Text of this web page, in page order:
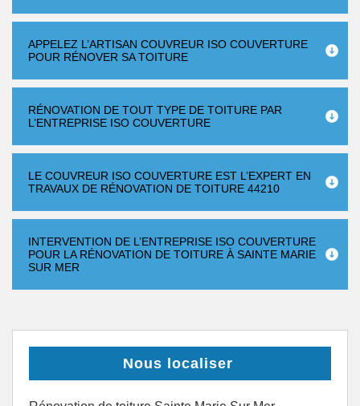
APPELEZ L’ARTISAN COUVREUR ISO COUVERTURE
POUR RÉNOVER SA TOITURE
RÉNOVATION DE TOUT TYPE DE TOITURE PAR
L’ENTREPRISE ISO COUVERTURE
LE COUVREUR ISO COUVERTURE EST L’EXPERT EN
TRAVAUX DE RÉNOVATION DE TOITURE 44210
INTERVENTION DE L’ENTREPRISE ISO COUVERTURE
POUR LA RÉNOVATION DE TOITURE À SAINTE MARIE
SUR MER
Nous localiser